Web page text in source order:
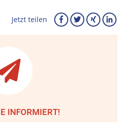
Jetzt teilen
INFORMIERT!